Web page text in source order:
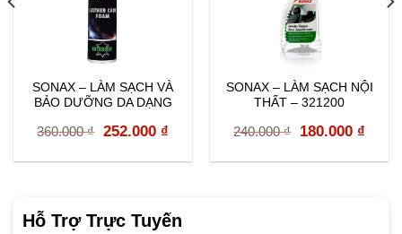
Hỗ Trợ Trực Tuyến
SONAX – LÀM SẠCH VÀ
BẢO DƯỠNG DA DẠNG
FOAM – 289300
360.000₫ Original
252.000 ₫Current
SONAX – LÀM SẠCH NỘI
THẤT – 321200
240.000₫
Original
180.000 ₫